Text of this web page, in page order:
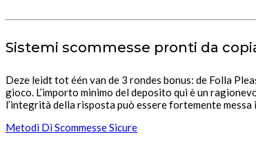
Sistemi scommesse pronti da
Deze leidt tot één van de 3 rondes bonus: de Folla
gioco. L’importo minimo del deposito qui è un
l’integrità della risposta può essere fortemente messa
Metodi Di Scommesse Sicure